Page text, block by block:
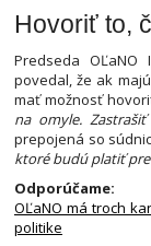
Hovoriť to,
Predseda
povedal, že ak
mať možnosť
na omyle. Zastrašiť
prepojená so
ktoré budú platiť pre
Odporúčame:
OĽaNO má troch
politike